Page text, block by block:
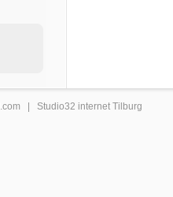
.com | Studio32 internet Tilburg